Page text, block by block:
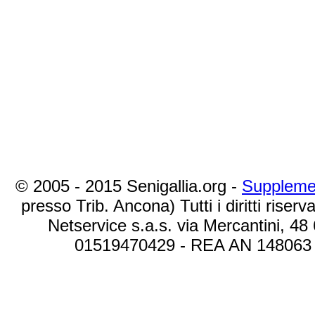
© 2005 - 2015 Senigallia.org -
presso Trib. Ancona) Tutti i diritti
Netservice s.a.s. via Mercantini,
01519470429 - REA AN